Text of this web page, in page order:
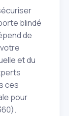
blindé
de
et du
ces
pour